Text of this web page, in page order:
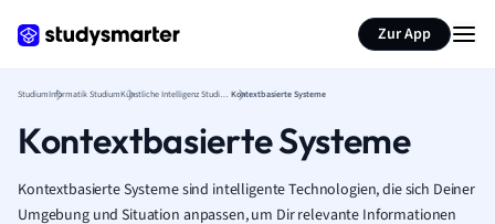
Zur App
StudiumInformatik Studium Künstliche Intelligenz Studium Kontextbasierte Systeme
Kontextbasierte Systeme
Kontextbasierte Systeme sind intelligente Technologien, die sich Deiner
Umgebung und Situation anpassen, um Dir relevante Informationen